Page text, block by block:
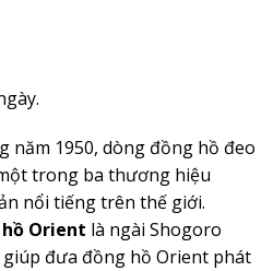
1950, dòng đồng hồ đeo
trong ba thương hiệu
nổi tiếng trên thế giới.
Orient là ngài Shogoro
đưa đồng hồ Orient phát